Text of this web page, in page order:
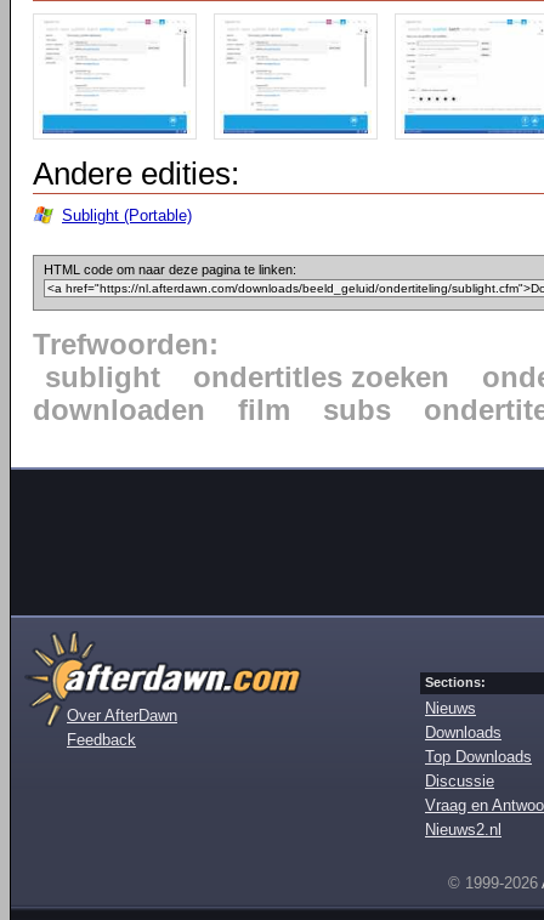
Andere edities:
Sublight (Portable)
HTML code om naar deze pagina te linken:
Trefwoorden:
sublight
ondertitles zoeken
downloaden
film subs
Over AfterDawn
Feedback
Sections:
Nieuws
Downloads
Top Downloads
Discussie
Vraag en
Nieuws2.nl
© 1999-2026